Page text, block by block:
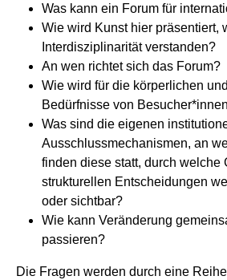
Was kann ein Forum für
Wie wird Kunst hier präsentiert,
Interdisziplinarität verstanden?
An wen richtet sich das Forum?
Wie wird für die körperlichen
Bedürfnisse von
Was sind die eigenen
Ausschlussmechanismen, an
finden diese statt, durch welche
strukturellen Entscheidungen
oder sichtbar?
Wie kann Veränderung
passieren?
Die Fragen werden durch eine